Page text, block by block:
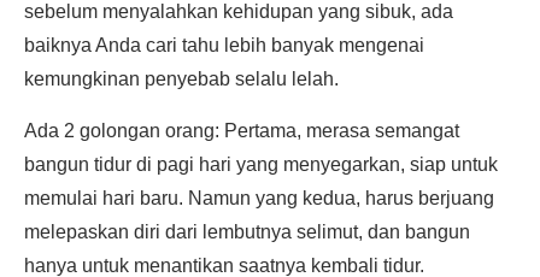
sebelum menyalahkan kehidupan yang sibuk, ada
baiknya Anda cari tahu lebih banyak mengenai
kemungkinan penyebab selalu lelah.
Ada 2 golongan orang: Pertama, merasa semangat
bangun tidur di pagi hari yang menyegarkan, siap untuk
memulai hari baru. Namun yang kedua, harus berjuang
melepaskan diri dari lembutnya selimut, dan bangun
hanya untuk menantikan saatnya kembali tidur.